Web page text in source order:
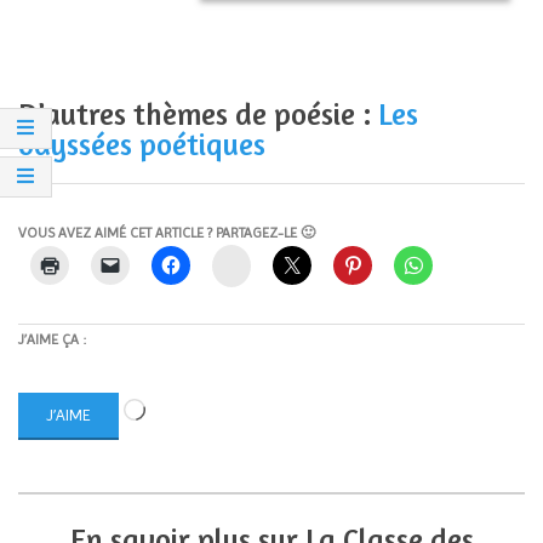
D’autres thèmes de poésie : Les
odyssées poétiques
VOUS AVEZ AIMÉ CET ARTICLE ? PARTAGEZ-LE 🙂
Instagram
J’AIME ÇA :
J’AIME